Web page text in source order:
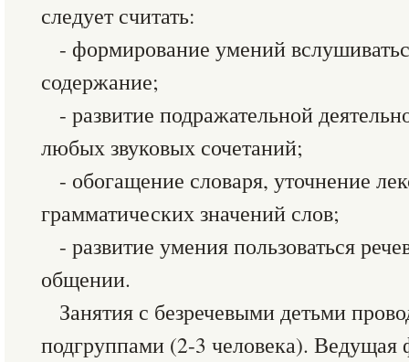
следует считать:
- формирование умений
содержание;
- развитие подражательной
любых звуковых сочетаний;
- обогащение словаря, уточнение
грамматических значений слов;
- развитие умения пользоваться
общении.
Занятия с безречевыми детьми
подгруппами (2-3 человека).